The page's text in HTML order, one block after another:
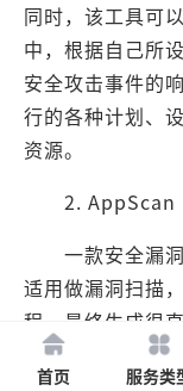
同时，该工具可
中，根据自己所
安全攻击事件的
行的各种计划、
资源。
2. AppScan
一款安全漏洞
适用做漏洞扫描
程，最终生成很
和修复通常安全
首页 服务类